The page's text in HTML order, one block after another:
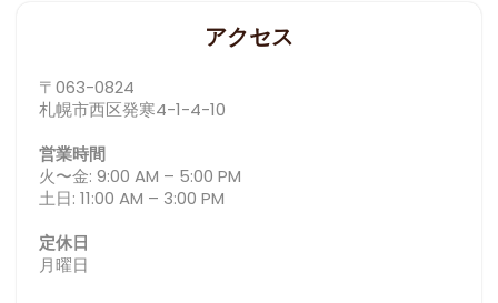
アクセス
〒063-0824
札幌市西区発寒4-1-4-10
営業時間
火〜金: 9:00 AM – 5:00 PM
土日: 11:00 AM – 3:00 PM
定休日
月曜日